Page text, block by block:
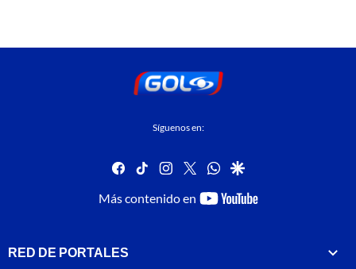
Síguenos en:
facebook
tiktok instagram
twitterwhatsapp
google
Más contenido en
youtube-
RED DE PORTALES